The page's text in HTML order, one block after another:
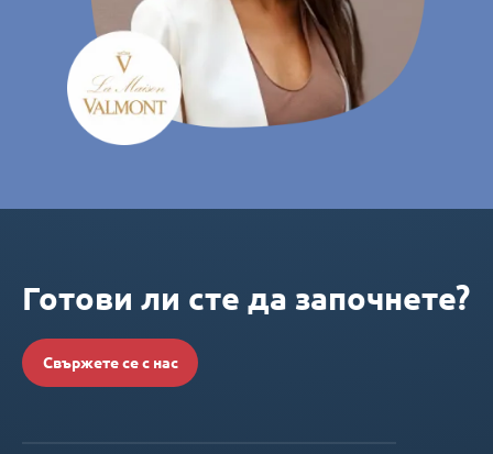
Готови ли сте да започнете?
Свържете се с нас